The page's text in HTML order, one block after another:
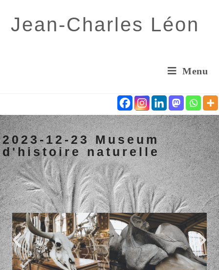
Jean-Charles Léon
Menu
2023-12-23 Museum
d'histoire naturelle